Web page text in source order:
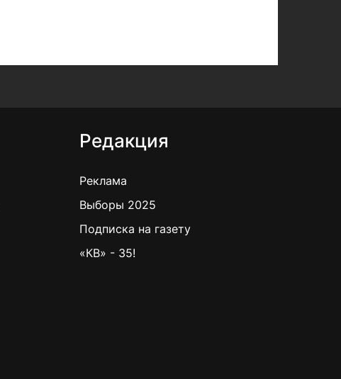
Редакция
Реклама
Выборы 2025
Подписка на газету
«КВ» - 35!